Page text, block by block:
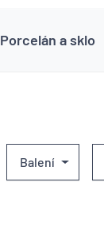
Porcelán a sklo
Balení